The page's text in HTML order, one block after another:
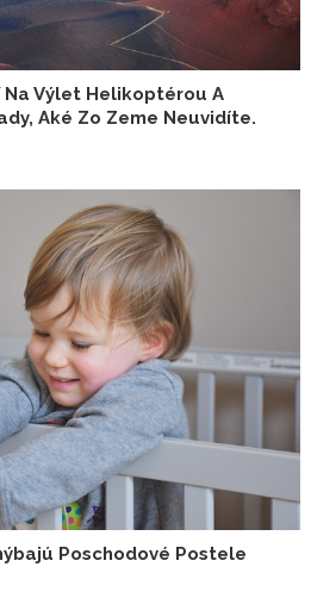
Výlet Helikoptérou A
Aké Zo Zeme Neuvidíte.
Poschodové Postele